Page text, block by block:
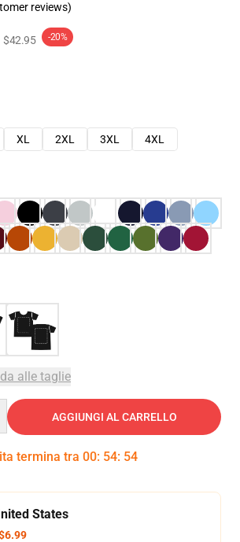
reviews)
$42.95 -20%
XL 2XL 3XL
4XL
alle taglie
AGGIUNGI AL CARRELLO
termina tra 00: 54: 54
States